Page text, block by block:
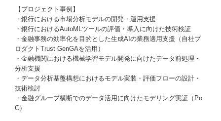
【プロジェクト事例】
・銀行における市場分析モデルの開発・運用支援
・銀行におけるAutoMLツールの評価・導入に向けた技術検証
・金融事務の効率化を目的とした生成AIの業務適用支援（自社プ
ロダクトTrust GenGAを活用）
・金融機関における機械学習モデル開発に向けたデータ前処理・
分析支援
・データ分析基盤構想におけるモデル実装・評価フローの設計・
技術検討
・金融グループ横断でのデータ活用に向けたモデリング実証（Po
C）